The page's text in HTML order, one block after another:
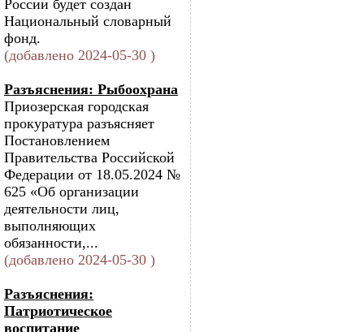
России будет создан
Национальный словарный
фонд.
(добавлено 2024-05-30 )
Разъяснения: Рыбоохрана
Приозерская городская
прокуратура разъясняет
Постановлением
Правительства Российской
Федерации от 18.05.2024 №
625 «Об организации
деятельности лиц,
выполняющих
обязанности,...
(добавлено 2024-05-30 )
Разъяснения:
Патриотическое
воспитание